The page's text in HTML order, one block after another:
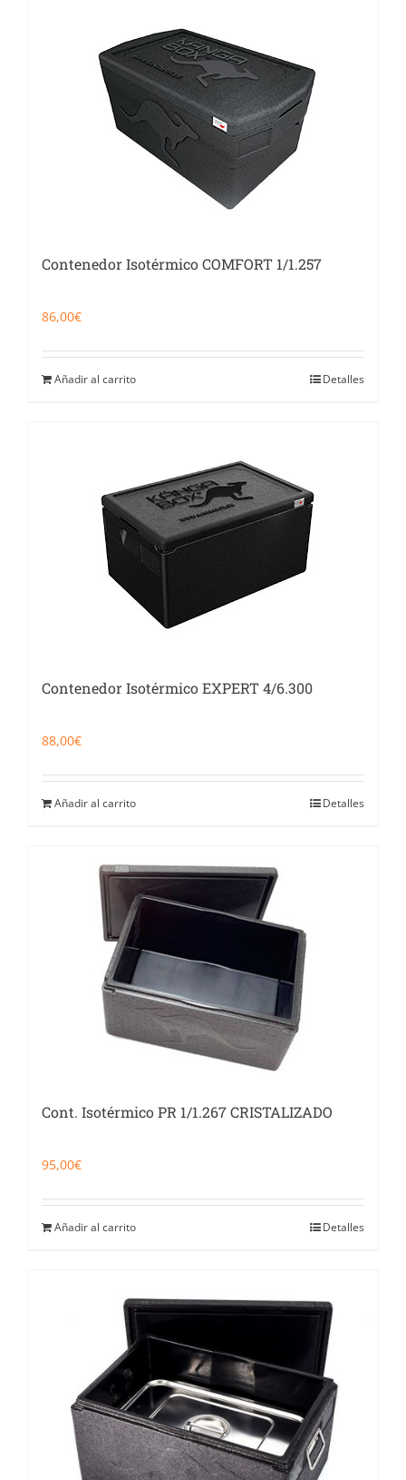
Contenedor Isotérmico COMFORT 1/1.257
86,00€
Añadir al carrito Detalles
Contenedor Isotérmico EXPERT 4/6.300
88,00€
Añadir al carrito Detalles
Cont. Isotérmico PR 1/1.267 CRISTALIZADO
95,00€
Añadir al carrito Detalles